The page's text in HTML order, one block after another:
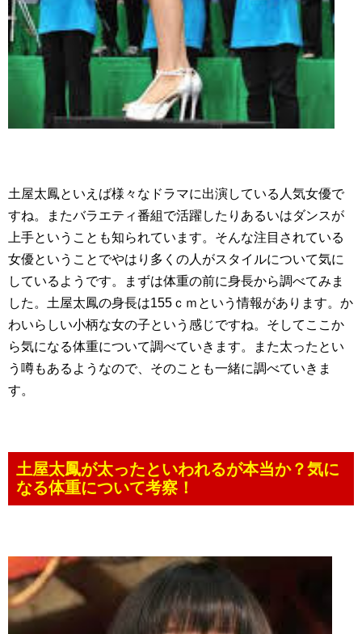
土屋太鳳といえば様々なドラマに出演している人気女優で
すね。またバラエティ番組で活躍したりあるいはダンスが
上手ということも知られています。そんな注目されている
女優ということでやはり多くの人がスタイルについて気に
しているようです。まずは体重の前に身長から調べてみま
した。土屋太鳳の身長は155ｃｍという情報があります。か
わいらしい小柄な女の子という感じですね。そしてここか
ら気になる体重について調べていきます。また太ったとい
う噂もあるようなので、そのことも一緒に調べていきま
す。
土屋太鳳が太ったといわれるが本当か？気に
なる体重について考察！